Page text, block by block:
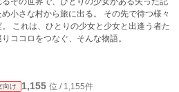
小さな村から旅に出る。 その先で待つ様々
者た
ココロをつなぐ、そんな物語。
向け 1,155 位 / 1,155件